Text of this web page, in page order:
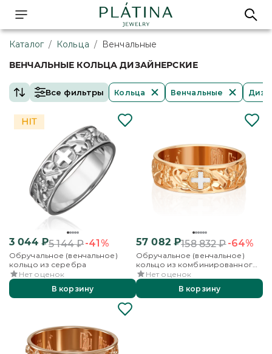
Каталог / Кольца / Венчальные
ВЕНЧАЛЬНЫЕ КОЛЬЦА ДИЗАЙНЕРСКИЕ
Все фильтры Кольца Венчальные
3 044₽5 144₽-41%
Обручальное (венчальное)
кольцо из серебра
Нет оценок
В корзину
57 082₽158 832₽-64%
Обручальное (венчальное)
кольцо из комбинированного
золота
Нет оценок
В корзину